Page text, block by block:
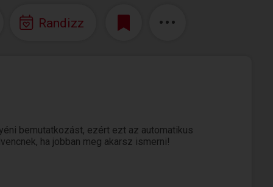
Randizz
bemutatkozást, ezért ezt az automatikus
ha jobban meg akarsz ismerni!